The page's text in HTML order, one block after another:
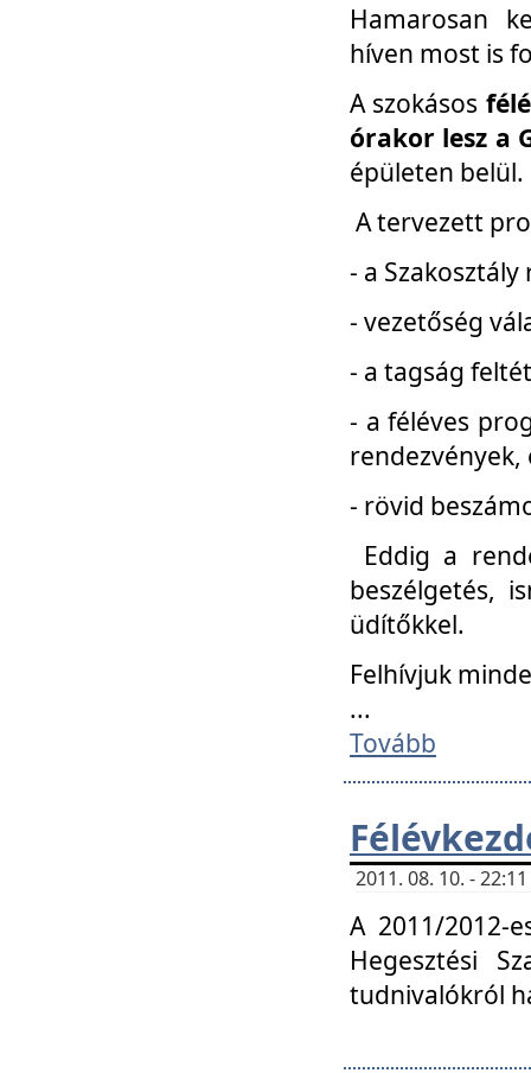
Hamarosan
híven most is
A szokásos
órakor lesz a
épületen belül.
A tervezett
- a
- vezetőség
- a tagság
- a féléves
- rövid
Eddig a
beszélgetés,
üdítőkkel.
Felhívjuk
...
Tovább
2011. 08. 10. -
A 2011/2012-
Hegesztési
tudnivalókról